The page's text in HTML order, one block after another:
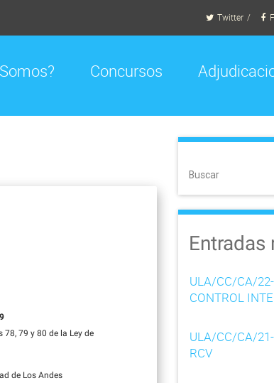
Twitter
Concursos
79 y 80 de la Ley de
de Los Andes
Buscar
Entradas
ULA/CC/CA/
CONTROL
ULA/CC/CA/21-
RCV